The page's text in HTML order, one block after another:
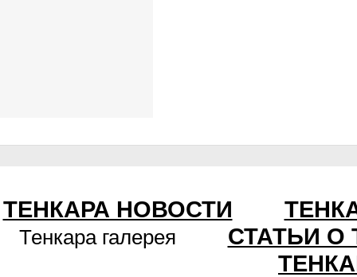
ТЕНКАРА НОВОСТИ
Тенкара галерея
СТАТЬИ О